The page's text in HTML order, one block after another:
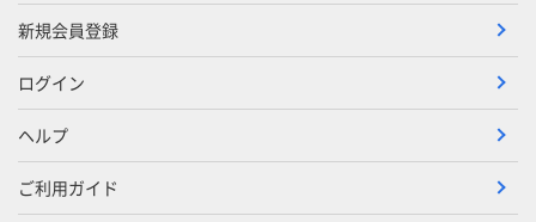
新規会員登録
ログイン
ヘルプ
ご利用ガイド